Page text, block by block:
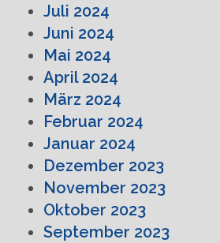
Juli 2024
Juni 2024
Mai 2024
April 2024
März 2024
Februar 2024
Januar 2024
Dezember 2023
November 2023
Oktober 2023
September 2023